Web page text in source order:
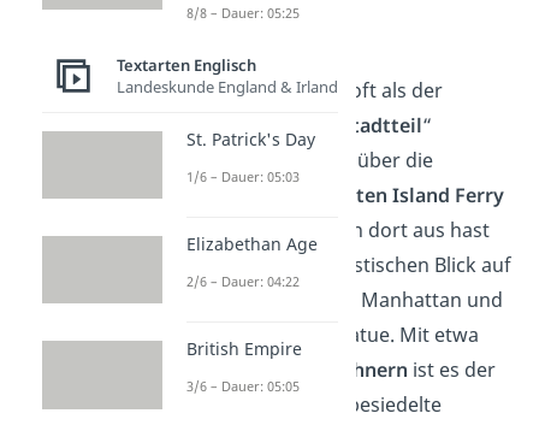
Staten Island:
Staten Island, oft als der
vergessene Stadtteil“
ist über die
Staten Island Ferry
erreichbar. Von dort aus hast
du einen fantastischen Blick auf
die Skyline von Manhattan und
die Freiheitsstatue. Mit etwa
500.000 Einwohnern ist es der
am dünnsten besiedelte
8/8 – Dauer: 05:25
Textarten Englisch
Landeskunde England & Irland
St. Patrick's Day
1/6 – Dauer: 05:03
Elizabethan Age
2/6 – Dauer: 04:22
British Empire
3/6 – Dauer: 05:05